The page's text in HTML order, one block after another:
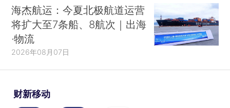
海杰航运：今夏北极航道运营
将扩大至7条船、8航次｜出海
·物流
2026年08月07日
财新移动